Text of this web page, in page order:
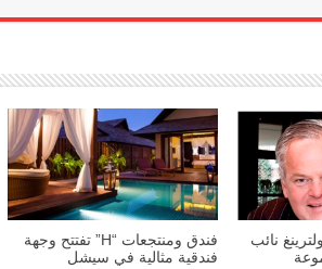
نائب
فندق ومنتجعات “H” تفتتح وجهة
فندقية مثالية في سيشل